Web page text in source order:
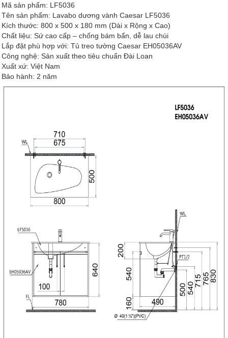
Mã sản phẩm: LF5036
Tên sản phẩm: Lavabo dương vành Caesar LF5036
Kích thước: 800 x 500 x 180 mm (Dài x Rộng x Cao)
Chất liệu: Sứ cao cấp – chống bám bẩn, dễ lau chùi
Lắp đặt phù hợp với: Tủ treo tường Caesar EH05036AV
Công nghệ: Sản xuất theo tiêu chuẩn Đài Loan
Xuất xứ: Việt Nam
Bảo hành: 2 năm